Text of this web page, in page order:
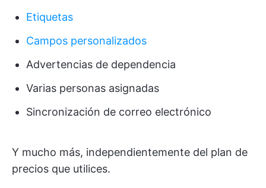
Etiquetas
Campos personalizados
Advertencias de dependencia
Varias personas asignadas
Sincronización de correo electrónico
Y mucho más, independientemente del plan de
precios que utilices.